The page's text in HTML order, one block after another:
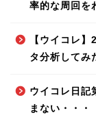
率的な周回を
【ウイコレ
タ分析してみ
ウイコレ日記
まない・・・